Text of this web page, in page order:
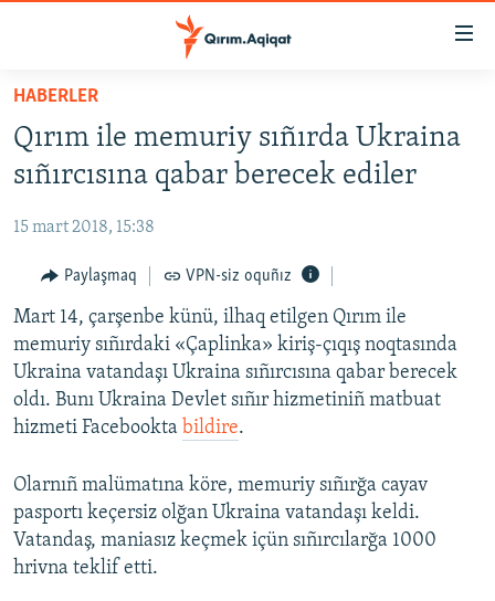
Esas
qaytmaq
Baş
qaytmaq
qaytmaq
SİYASET
CEMİYET
MEDENİYET
İNSAN AQLARI
VİDEO
SÜRET
BLOGLAR
FİKİR
Русский
Українською
HABERLER
Qırım ile memuriy sıñırda Ukraina
sıñırcısına qabar berecek ediler
15 mart 2018, 15:38
Paylaşmaq VPN-siz oquñız
Mart 14, çarşenbe künü, ilhaq etilgen Qırım ile
memuriy sıñırdaki «Çaplinka» kiriş-çıqış noqtasında
Ukraina vatandaşı Ukraina sıñırcısına qabar berecek
oldı. Bunı Ukraina Devlet sıñır hizmetiniñ matbuat
hizmeti Facebookta bildire.
Olarnıñ malümatına köre, memuriy sıñırğa cayav
pasportı keçersiz olğan Ukraina vatandaşı keldi.
Vatandaş, maniasız keçmek içün sıñırcılarğa 1000
hrivna teklif etti.